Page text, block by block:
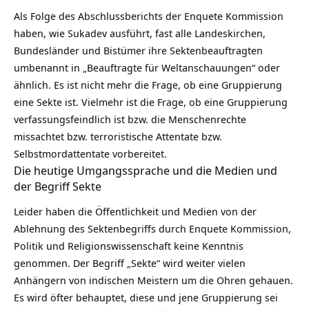
Als Folge des Abschlussberichts der Enquete Kommission
haben, wie Sukadev ausführt, fast alle Landeskirchen,
Bundesländer und Bistümer ihre Sektenbeauftragten
umbenannt in „Beauftragte für Weltanschauungen“ oder
ähnlich. Es ist nicht mehr die Frage, ob eine Gruppierung
eine Sekte ist. Vielmehr ist die Frage, ob eine Gruppierung
verfassungsfeindlich ist bzw. die Menschenrechte
missachtet bzw. terroristische Attentate bzw.
Selbstmordattentate vorbereitet.
Die heutige Umgangssprache und die Medien und
der Begriff Sekte
Leider haben die Öffentlichkeit und Medien von der
Ablehnung des Sektenbegriffs durch Enquete Kommission,
Politik und Religionswissenschaft keine Kenntnis
genommen. Der Begriff „Sekte“ wird weiter vielen
Anhängern von indischen Meistern um die Ohren gehauen.
Es wird öfter behauptet, diese und jene Gruppierung sei